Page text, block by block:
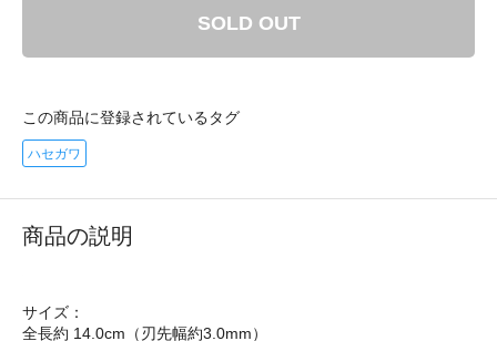
SOLD OUT
この商品に登録されているタグ
ハセガワ
商品の説明
サイズ：
全長約 14.0cm（刃先幅約3.0mm）